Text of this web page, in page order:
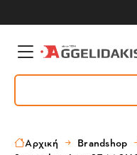
Αρχική Brandshop